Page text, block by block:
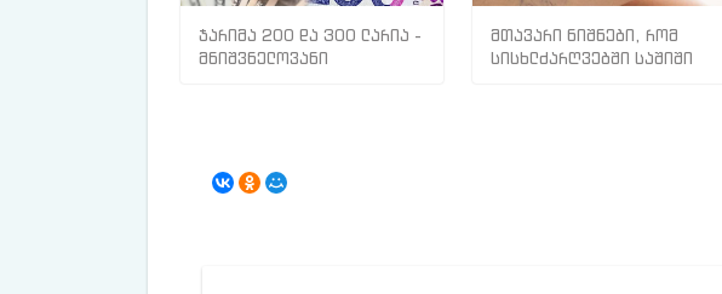
ჯარიმა 200 და 300 ლარია -
მნიშვნელოვანი
მთავარი ნიშნები, რომ
სისხლძარღვებში საშიში